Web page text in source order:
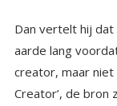
Dan vertelt hij
aarde lang voordat
creator, maar niet
Creator’, de bron
zijn andere en
box te denken
heersers die wij